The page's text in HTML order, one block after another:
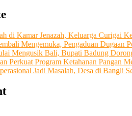
di Kamar Jenazah, Keluarga Curigai
Mengemuka, Pengaduan Dugaan
Mengusik Bali, Bupati Badung
Perkuat Program Ketahanan Pangan
Jadi Masalah, Desa di Bangli